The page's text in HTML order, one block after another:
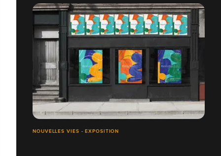
NOUVELLES VIES - EXPOSITION